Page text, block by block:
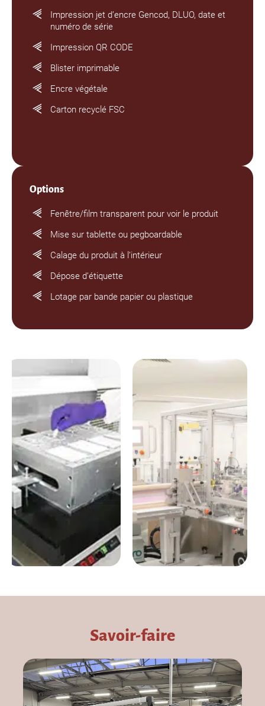
Impression jet d’encre Gencod, DLUO, date et
numéro de série
Impression QR CODE
Blister imprimable
Encre végétale
Carton recyclé FSC
Options
Fenêtre/film transparent pour voir le produit
Mise sur tablette ou pegboardable
Calage du produit à l’intérieur
Dépose d’étiquette
Lotage par bande papier ou plastique
Savoir-faire